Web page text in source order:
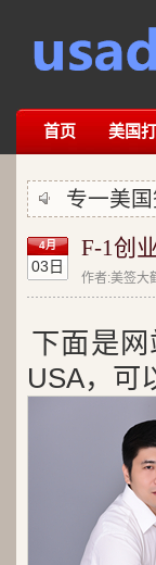
首页 美国
专一美
4月
03日
F-1创
作者:美签大
下面是
USA，可